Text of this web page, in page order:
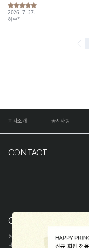
회사소개 공지사항
CONTACT
COMPANY INFO
상호
(주)해피프린스
대표
이화진